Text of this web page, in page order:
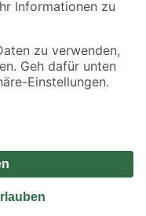
Angebote sind unter
Verfügbarkeiten beziehen
mit Speditionsversand, hier
Vertrag widerrufen